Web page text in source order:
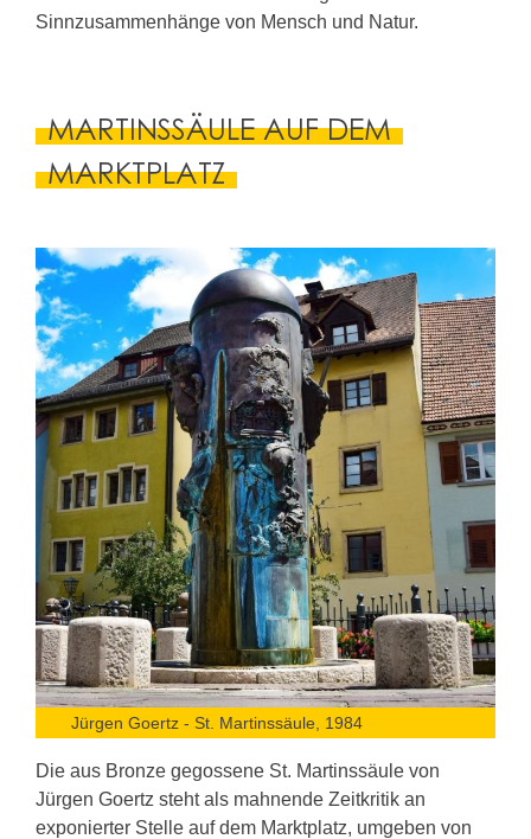
Sinnzusammenhänge von Mensch und Natur.
MARTINSSÄULE AUF DEM
MARKTPLATZ
Jürgen Goertz - St. Martinssäule, 1984
Die aus Bronze gegossene St. Martinssäule von
Jürgen Goertz steht als mahnende Zeitkritik an
exponierter Stelle auf dem Marktplatz, umgeben von